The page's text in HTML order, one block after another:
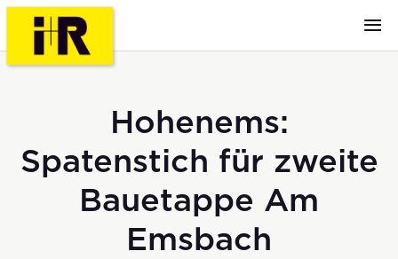
Hohenems:
Spatenstich für zweite
Bauetappe Am
Emsbach